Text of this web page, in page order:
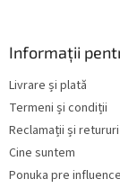
Informații
Livrare și plată
Termeni și condiții
Reclamații și retururi
Cine suntem
Ponuka pre